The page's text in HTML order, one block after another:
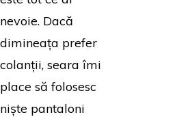
nevoie. Dacă
dimineața prefer
colanții, seara îmi
place să folosesc
niște pantaloni